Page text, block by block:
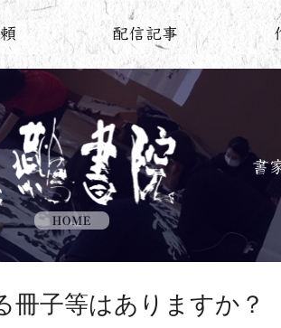
冊子等はありますか？